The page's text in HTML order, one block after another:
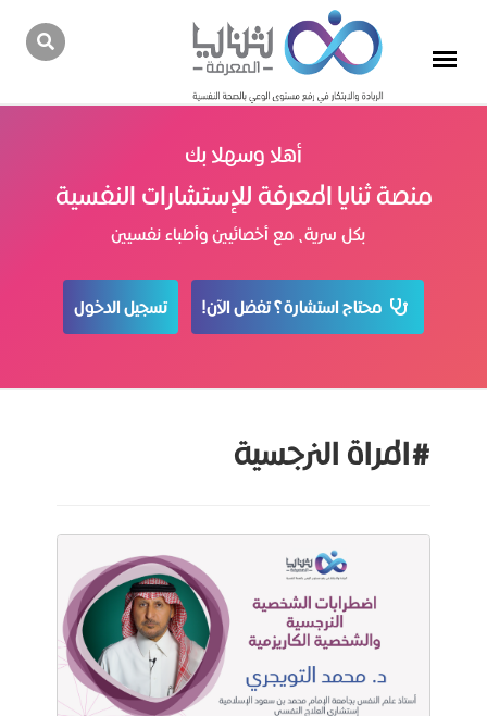
أهلا وسهلا بك
منصة ثنايا المعرفة للإستشارات النفسية
بكل سرية، مع أخصائيين وأطباء نفسيين
محتاج استشارة؟ تفضل الآن! تسجيل الدخول
#المراة النرجسية